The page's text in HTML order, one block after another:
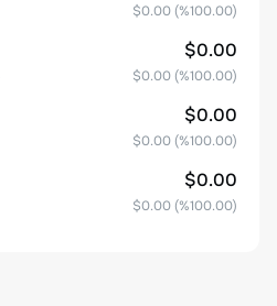
$0.00 (%100.00)
$0.00
$0.00 (%100.00)
$0.00
$0.00 (%100.00)
$0.00
$0.00 (%100.00)